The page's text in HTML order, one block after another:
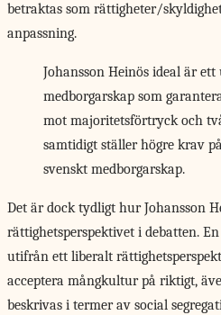
betraktas som rättigheter/
anpassning.
Johansson Heinös ideal är ett
medborgarskap som
mot majoritetsförtryck och
samtidigt ställer högre krav
svenskt medborgarskap.
Det är docktydligt hur Johansson
rättighetsperspektivet i debatten.
utifrån ett liberalt
acceptera mångkultur på riktigt,
beskrivas i termer av social